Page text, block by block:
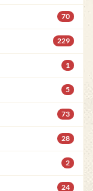
70
229
1
5
73
28
2
24